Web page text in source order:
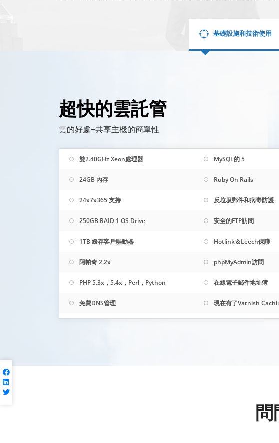
基礎設施和技術使用
超快的雲託管
雲的好處+共享主機的簡單性
雙2.40GHz Xeon處理器
24GB 內存
24x7x365 支持
250GB RAID 1 OS Drive
1TB 緩存客戶驅動器
阿帕奇 2.2x
PHP 5.3x，5.4x，Perl，Python
免費DNS管理
MySQL的 5
Ruby On Rails
反垃圾郵件和病毒防護
安全的FTP訪問
Hotlink＆Leech保護
phpMyAdmin訪問
在線電子郵件地址簿
現在有了Varnish
問